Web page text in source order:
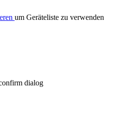
um Geräteliste zu verwenden
dialog